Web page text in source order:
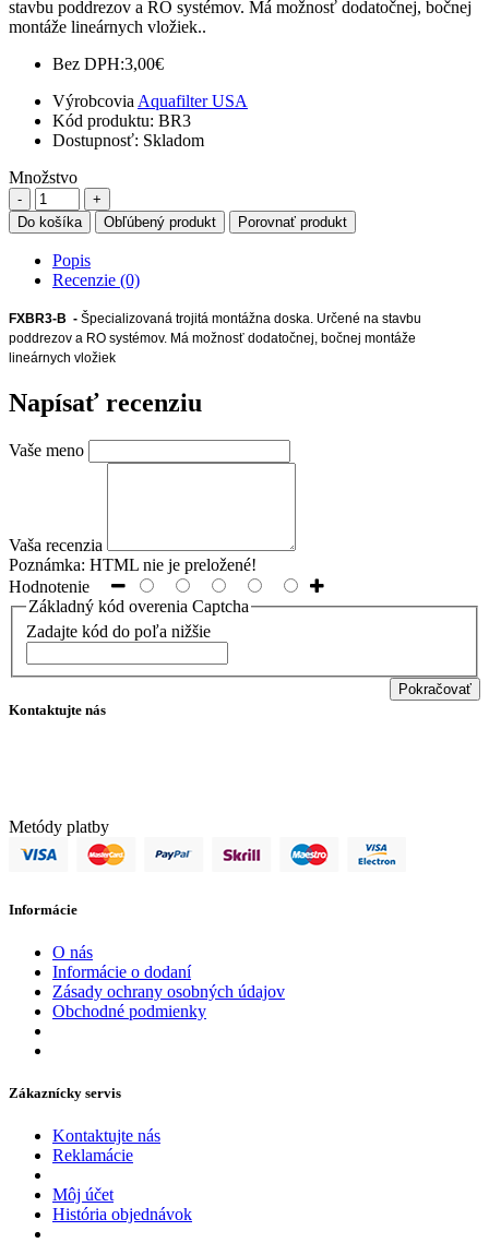
stavbu poddrezov a RO systémov. Má možnosť dodatočnej, bočnej
montáže lineárnych vložiek..
Bez DPH:3,00€
Výrobcovia Aquafilter USA
Kód produktu: BR3
Dostupnosť: Skladom
Množstvo
Do košíka Obľúbený produkt Porovnať produkt
Popis
Recenzie (0)
FXBR3-B - Špecializovaná trojitá montážna doska. Určené na stavbu
poddrezov a RO systémov. Má možnosť dodatočnej, bočnej montáže
lineárnych vložiek
Napísať recenziu
Vaše meno
Vaša recenzia
Poznámka: HTML nie je preložené!
Hodnotenie
Základný kód overenia Captcha
Zadajte kód do poľa nižšie
Pokračovať
Kontaktujte nás
Metódy platby
Informácie
O nás
Informácie o dodaní
Zásady ochrany osobných údajov
Obchodné podmienky
Zákaznícky servis
Kontaktujte nás
Reklamácie
Môj účet
História objednávok